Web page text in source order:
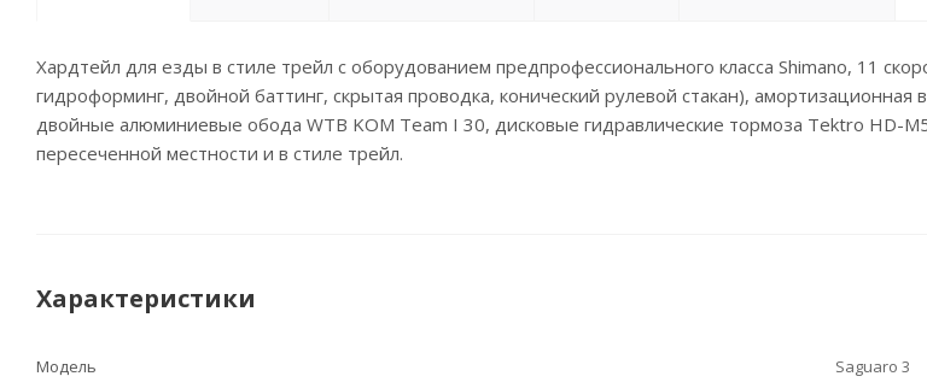
Хардтейл для езды в стиле трейл с оборудованием предпрофессионального класса Shimano, 11
гидроформинг, двойной баттинг, скрытая проводка, конический рулевой стакан),
двойные алюминиевые обода WTB KOM Team I 30, дисковые гидравлические тормоза Tektro HD-
пересеченной местности и в стиле трейл.
Характеристики
Модель
Saguaro 3